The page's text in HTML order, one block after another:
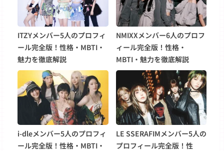
ITZYメンバー5人のプロフィ
ール完全版！性格・MBTI・
魅力を徹底解説
NMIXXメンバー6人のプロフ
ィール完全版！性格・
MBTI・魅力を徹底解説
i-dleメンバー5人のプロフィ
ール完全版！性格・MBTI・
LE SSERAFIMメンバー5人の
プロフィール完全版！性